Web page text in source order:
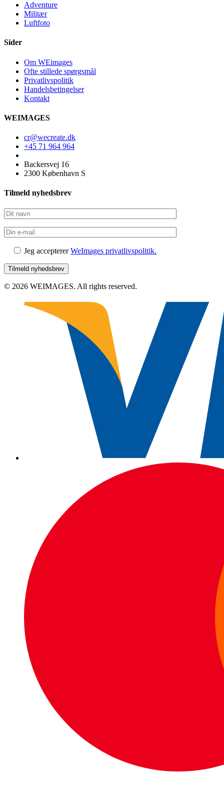
Adventure
Militær
Luftfoto
Sider
Om WEimages
Ofte stillede spørgsmål
Privatlivspolitik
Handelsbetingelser
Kontakt
WEIMAGES
cr@wecreate.dk
+45 71 964 964
Backersvej 16
2300 København S
Tilmeld nyhedsbrev
Jeg acceptererWeImages privatlivspolitik.
© 2026 WEIMAGES. All rights reserved.